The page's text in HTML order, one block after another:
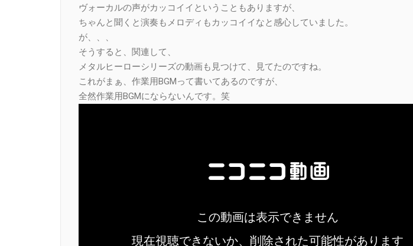
ヴォーカルの声がカッコイイということもありますが、
ちゃんと聞くと演奏もメロディもカッコイイなと感心していました。
が、、、
そうすると、関連して、
メタルヒーローシリーズの動画も見つけて、見てたのですね。
これがまぁ、作業用BGMって書いてあるのですが、
全然作業用BGMにならないんです。笑